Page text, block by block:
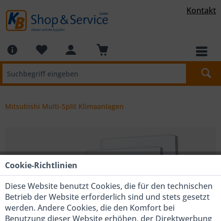
Kontakt
Mitsubishi Multi-Split Klimaanlagen
Cookie-Richtlinien
Diese Website benutzt Cookies, die für den technischen
Betrieb der Website erforderlich sind und stets gesetzt
werden. Andere Cookies, die den Komfort bei
Benutzung dieser Website erhöhen, der Direktwerbung